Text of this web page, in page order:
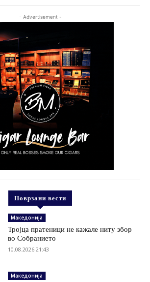
- Advertisement -
Поврзани вести
Македонија
Тројца пратеници не кажале ниту збор
во Собранието
10.08.2026 21:43
Македонија